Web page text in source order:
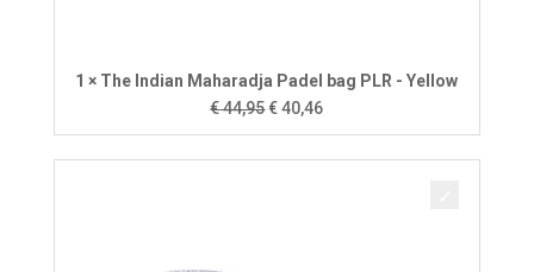
1 × The Indian Maharadja Padel bag PLR - Yellow
€44,95Oorspronkelijke
prijs
was:
€40,46Huidige
prijs
is: